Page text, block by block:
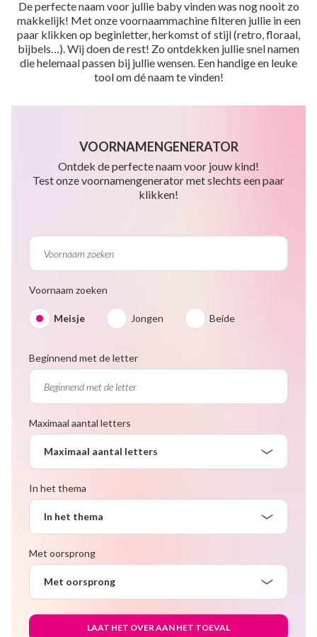
De perfecte naam voor jullie baby vinden was nog nooit zo
makkelijk! Met onze voornaammachine filteren jullie in een
paar klikken op beginletter, herkomst of stijl (retro, floraal,
bijbels…). Wij doen de rest! Zo ontdekken jullie snel namen
die helemaal passen bij jullie wensen. Een handige en leuke
tool om dé naam te vinden!
VOORNAMENGENERATOR
Ontdek de perfecte naam voor jouw kind!
Test onze voornamengenerator met slechts een paar
klikken!
Voornaam zoeken
Meisje Jongen Beide
Beginnend met de letter
Maximaal aantal letters
Maximaal aantal letters
In het thema
In het thema
Met oorsprong
Met oorsprong